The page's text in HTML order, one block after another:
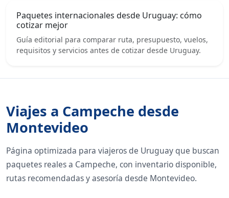
Paquetes internacionales desde Uruguay: cómo
cotizar mejor
Guía editorial para comparar ruta, presupuesto, vuelos,
requisitos y servicios antes de cotizar desde Uruguay.
Viajes a Campeche desde
Montevideo
Página optimizada para viajeros de Uruguay que buscan
paquetes reales a Campeche, con inventario disponible,
rutas recomendadas y asesoría desde Montevideo.